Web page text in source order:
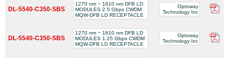
DL-5540-C350-SBS
1270 nm ~ 1610 nm DFB LD
MODULES 2.5 Gbps CWDM
MQW-DFB LD RECEPTACLE
Optoway
Technology Inc
DL-5540-C350-SBS
1270 nm ~ 1610 nm DFB LD
MODULES 1.25 Gbps CWDM
MQW-DFB LD RECEPTACLE
Optoway
Technology Inc